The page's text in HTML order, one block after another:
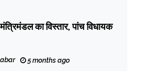
का विस्तार, पांच विधायक
5 months ago